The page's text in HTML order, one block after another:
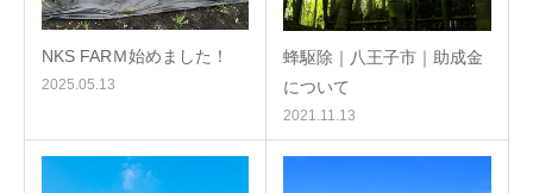
NKS FARＭ始めました！
2025.05.13
蜂駆除｜八王子市｜助成金
について
2021.11.13